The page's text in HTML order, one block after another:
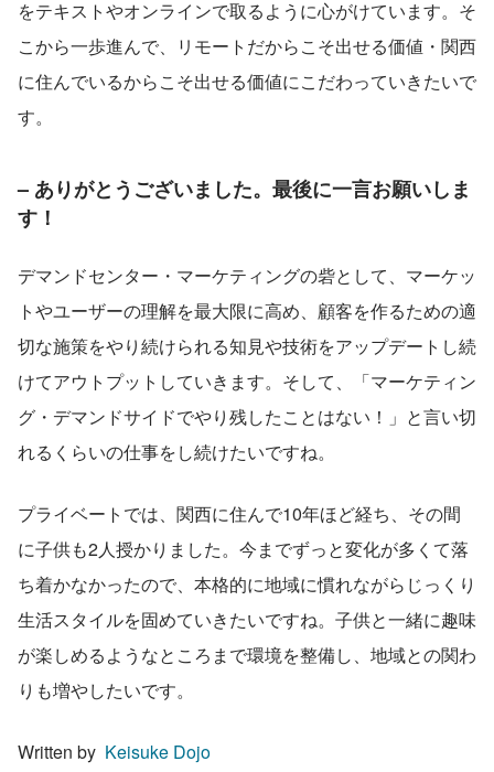
をテキストやオンラインで取るように心がけています。そ
こから一歩進んで、リモートだからこそ出せる価値・関西
に住んでいるからこそ出せる価値にこだわっていきたいで
す。
– ありがとうございました。最後に一言お願いしま
す！
デマンドセンター・マーケティングの砦として、マーケッ
トやユーザーの理解を最大限に高め、顧客を作るための適
切な施策をやり続けられる知見や技術をアップデートし続
けてアウトプットしていきます。そして、「マーケティン
グ・デマンドサイドでやり残したことはない！」と言い切
れるくらいの仕事をし続けたいですね。
プライベートでは、関西に住んで10年ほど経ち、その間
に子供も2人授かりました。今までずっと変化が多くて落
ち着かなかったので、本格的に地域に慣れながらじっくり
生活スタイルを固めていきたいですね。子供と一緒に趣味
が楽しめるようなところまで環境を整備し、地域との関わ
りも増やしたいです。
Written by Keisuke Dojo